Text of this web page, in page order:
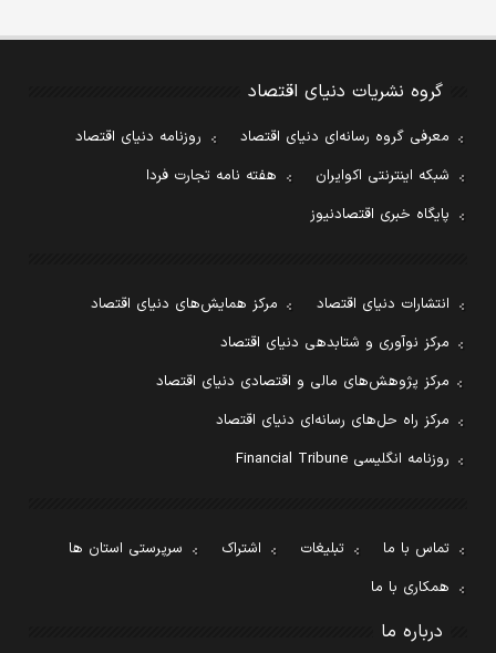
گروه نشریات دنیای اقتصاد
معرفی گروه رسانه‌ای دنیای اقتصاد
روزنامه دنیای اقتصاد
شبکه اینترنتی اکوایران
هفته نامه تجارت فردا
پایگاه خبری اقتصادنیوز
انتشارات دنیای اقتصاد
مرکز همایش‌های دنیای اقتصاد
مرکز نوآوری و شتابدهی دنیای اقتصاد
مرکز پژوهش‌های مالی و اقتصادی دنیای اقتصاد
مرکز راه حل‌های رسانه‌ای دنیای اقتصاد
روزنامه انگلیسی Financial Tribune
تماس با ما تبلیغات اشتراک
سرپرستی استان ها
همکاری با ما
درباره ما